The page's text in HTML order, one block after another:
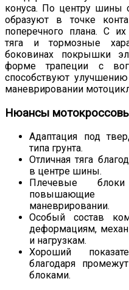
конуса. По центру шины
образуют в точке
поперечного плана. С
тяга и тормозные
боковинах покрышки
форме трапеции с
способствуют
маневрировании
Нюансы
Адаптация под
типа грунта.
Отличная тяга
в центре шины.
Плечевые
повышающие
маневрировании.
Особый состав
деформациям,
и нагрузкам.
Хороший
благодаря
блоками.